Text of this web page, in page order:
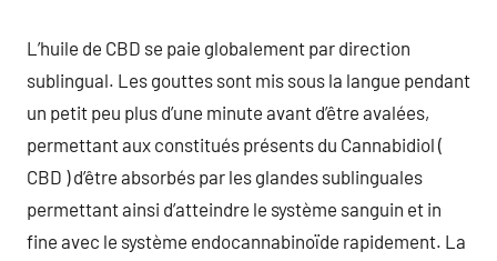
L’huile de CBD se paie globalement par direction
sublingual. Les gouttes sont mis sous la langue pendant
un petit peu plus d’une minute avant d’être avalées,
permettant aux constitués présents du Cannabidiol (
CBD ) d’être absorbés par les glandes sublinguales
permettant ainsi d’atteindre le système sanguin et in
fine avec le système endocannabinoïde rapidement. La